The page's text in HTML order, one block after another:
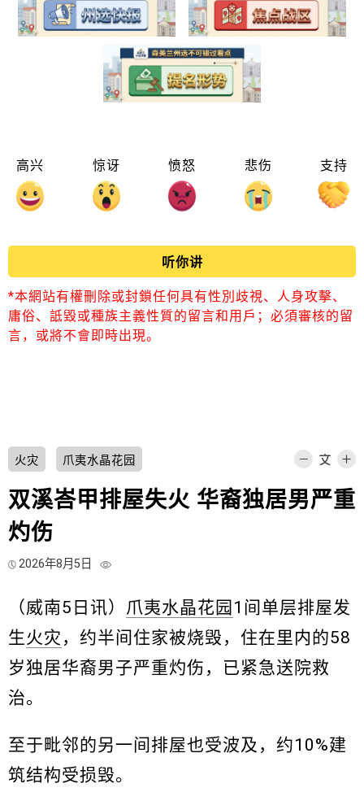
高兴 惊讶 愤怒 悲伤 支持
听你讲
*本網站有權刪除或封鎖任何具有性別歧視、人身攻擊、
庸俗、詆毀或種族主義性質的留言和用戶；必須審核的留
言，或將不會即時出現。
火灾 爪夷水晶花园
双溪峇甲排屋失火 华裔独居男严重
灼伤
2026年8月5日
（威南5日讯） 爪夷水晶花园 1间单层排屋发
生 火灾 ，约半间住家被烧毁，住在里内的58
岁独居华裔男子严重灼伤，已紧急送院救
治。
至于毗邻的另一间排屋也受波及，约10%建
筑结构受损毁。